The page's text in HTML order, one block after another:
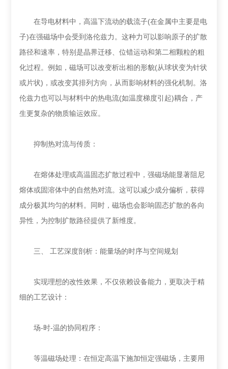
在导电材料中，高温下流动的载流子(在金属中主要是电
子)在强磁场中会受到洛伦兹力。这种力可以影响原子的扩散
路径和速率，特别是晶界迁移、位错运动和第二相颗粒的粗
化过程。例如，磁场可以改变析出相的形貌(从球状变为针状
或片状)，或改变其排列方向，从而影响材料的强化机制。洛
伦兹力也可以与材料中的热电流(如温度梯度引起)耦合，产
生更复杂的物质输运效应。
抑制热对流与传质：
在熔体处理或高温固态扩散过程中，强磁场能显著阻尼
熔体或固溶体中的自然热对流。这可以减少成分偏析，获得
成分极其均匀的材料。同时，磁场也会影响固态扩散的各向
异性，为控制扩散路径提供了新维度。
三、 工艺深度剖析：能量场的时序与空间规划
实现理想的改性效果，不仅依赖设备能力，更取决于精
细的工艺设计：
场-时-温的协同程序：
等温磁场处理：在恒定高温下施加恒定强磁场，主要用